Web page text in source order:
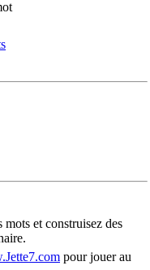
mots et construisez des
pour jouer au